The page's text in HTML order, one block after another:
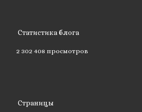
Статистика блога
2 302 408 просмотров
Страницы